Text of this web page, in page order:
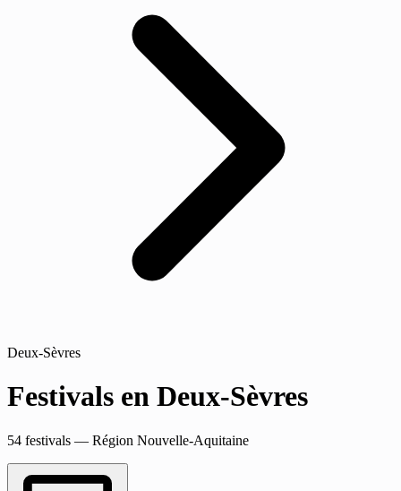
Deux-Sèvres
Festivals en Deux-Sèvres
54 festivals — Région Nouvelle-Aquitaine